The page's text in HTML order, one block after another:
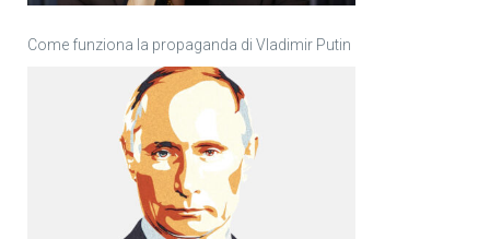
Come funziona la propaganda di Vladimir Putin